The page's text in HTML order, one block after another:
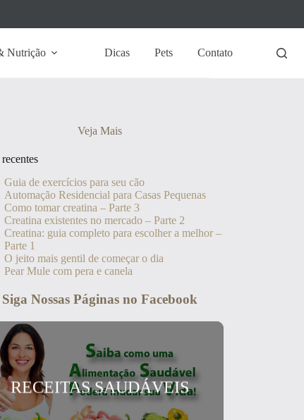
Nutrição Dicas Pets Contato
Veja Mais
Guia de exercícios para seu cão
Automação Residencial para Casas Pequenas
Como tomar creatina – Parte 3
Creatina existentes no mercado – Parte 2
Creatina: guia completo para escolher a melhor –
Parte 1
O jeito mais gentil de começar o dia
Pear Mule com pera e canela
Siga Nossas Páginas no Facebook
RECEITAS SAUDÁVEIS